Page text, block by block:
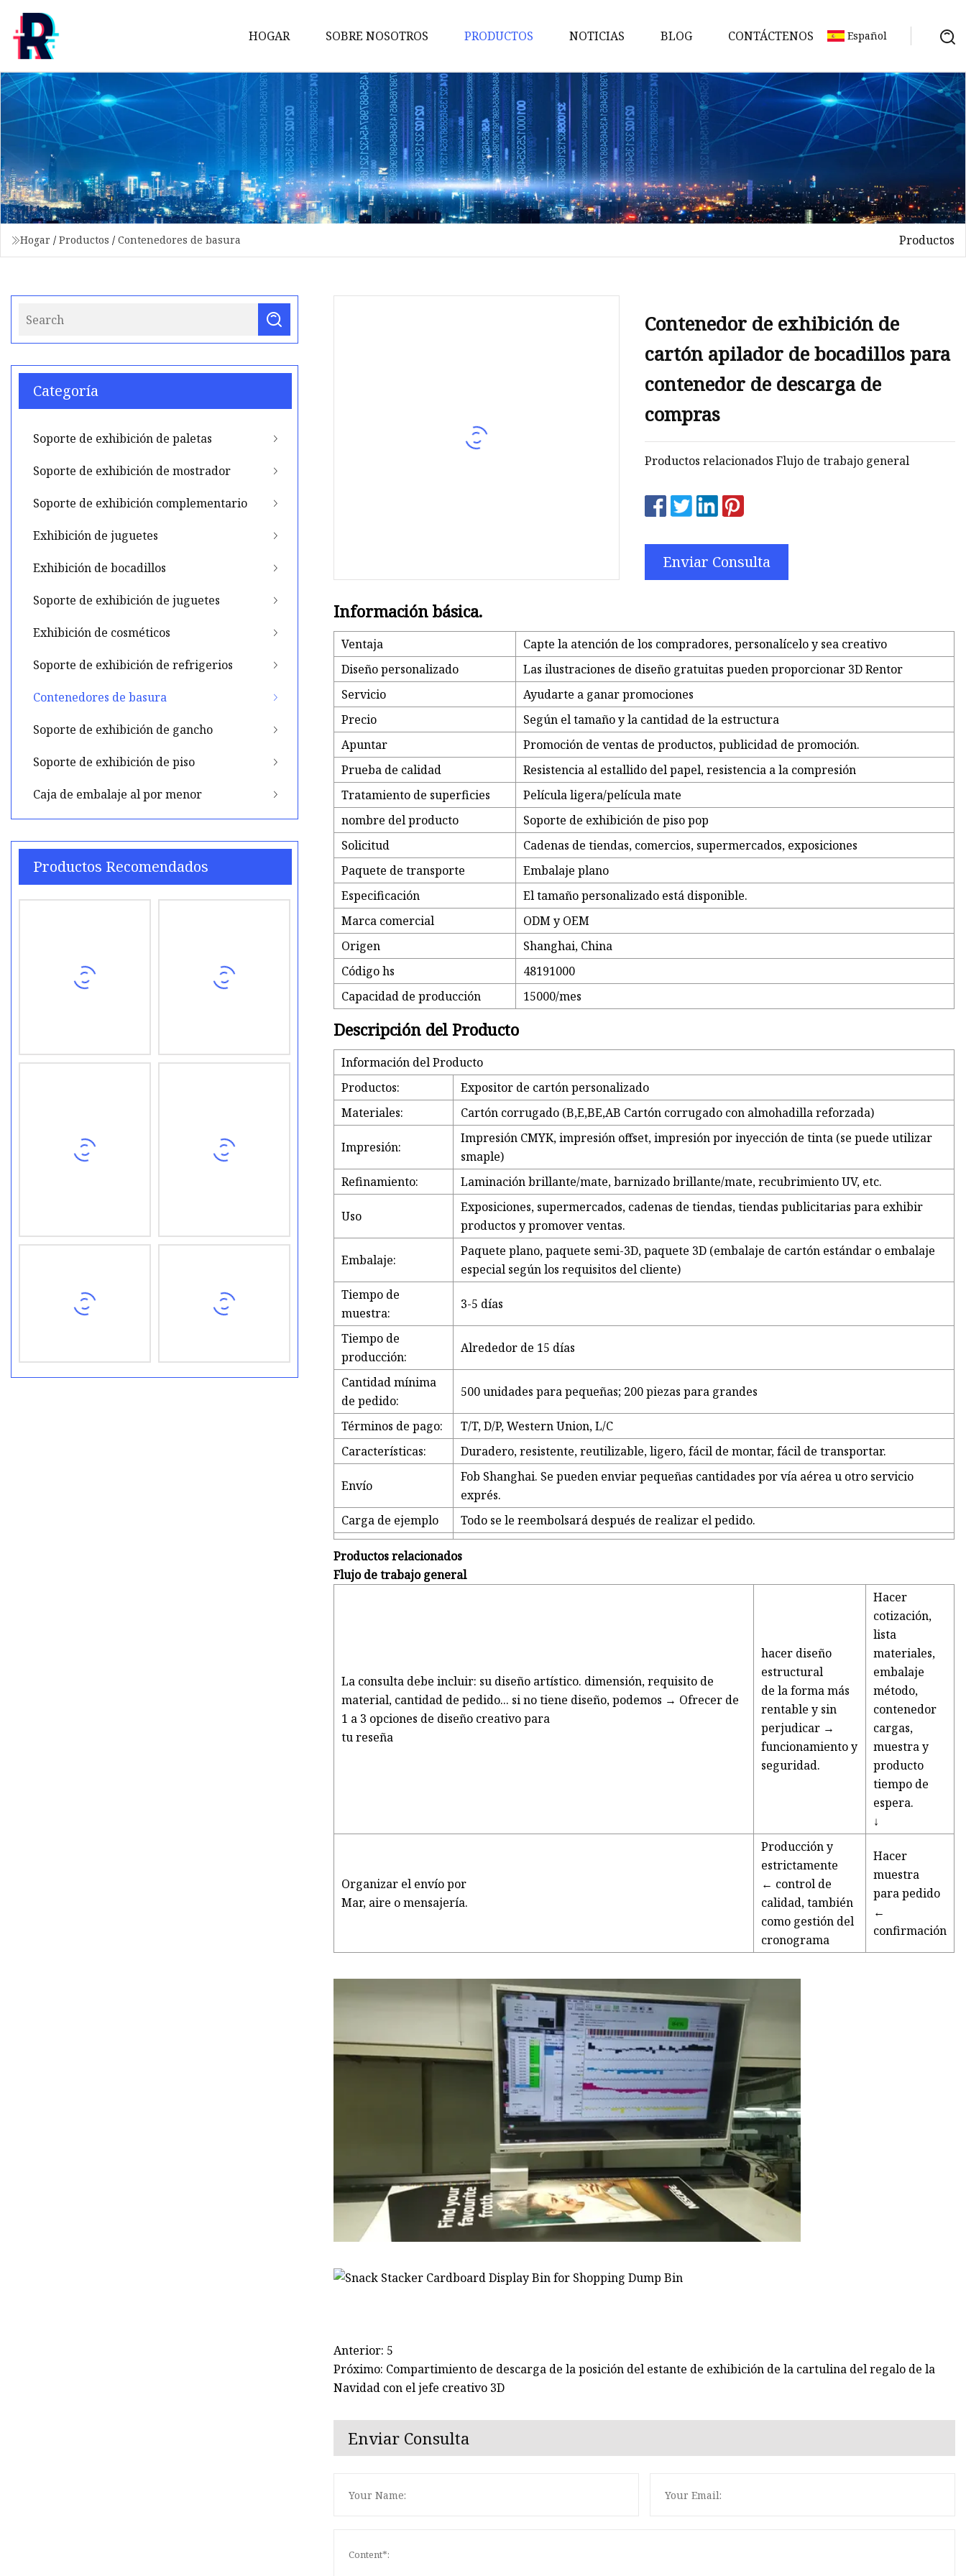
HOGAR SOBRE NOSOTROS PRODUCTOS
Soporte de exhibición de paletas
Soporte de exhibición de
mostrador
Soporte de exhibición
complementario
Exhibición de juguetes
Soporte de exhibición de juguetes
Soporte de exhibición de gancho
Caja de embalaje al por menor
NOTICIAS BLOG CONTÁCTENOS Español
Hogar / Productos / Contenedores de basura Productos
Categoría
Soporte de exhibición de paletas
Soporte de exhibición de mostrador
Soporte de exhibición complementario
Exhibición de juguetes
Exhibición de bocadillos
Soporte de exhibición de juguetes
Exhibición de cosméticos
Soporte de exhibición de refrigerios
Contenedores de basura
Soporte de exhibición de gancho
Soporte de exhibición de piso
Caja de embalaje al por menor
Productos Recomendados
Contenedor de exhibición de
cartón apilador de bocadillos para
contenedor de descarga de
compras
Productos relacionados Flujo de trabajo general
Enviar Consulta
Información básica.
Ventaja
Capte la atención de los compradores, personalícelo y sea creativo
Diseño personalizado
Las ilustraciones de diseño gratuitas pueden proporcionar 3D Rentor
Servicio
Ayudarte a ganar promociones
Precio
Según el tamaño y la cantidad de la estructura
Apuntar
Promoción de ventas de productos, publicidad de promoción.
Prueba de calidad
Resistencia al estallido del papel, resistencia a la compresión
Tratamiento de superficies
Película ligera/película mate
nombre del producto
Soporte de exhibición de piso pop
Solicitud
Cadenas de tiendas, comercios, supermercados, exposiciones
Paquete de transporte
Embalaje plano
Especificación
El tamaño personalizado está disponible.
Marca comercial
ODM y OEM
Origen
Shanghai, China
Código hs
48191000
Capacidad de producción
15000/mes
Descripción del Producto
Información del Producto
Productos:
Expositor de cartón personalizado
Materiales:
Cartón corrugado (B,E,BE,AB Cartón corrugado con almohadilla reforzada)
Impresión:
Impresión CMYK, impresión offset, impresión por inyección de tinta (se puede utilizar
smaple)
Refinamiento:
Laminación brillante/mate, barnizado brillante/mate, recubrimiento UV, etc.
Uso
Exposiciones, supermercados, cadenas de tiendas, tiendas publicitarias para exhibir
productos y promover ventas.
Embalaje:
Paquete plano, paquete semi-3D, paquete 3D (embalaje de cartón estándar o embalaje
especial según los requisitos del cliente)
Tiempo de
muestra:
3-5 días
Tiempo de
producción:
Alrededor de 15 días
Cantidad mínima
de pedido:
500 unidades para pequeñas; 200 piezas para grandes
Términos de pago:
T/T, D/P, Western Union, L/C
Características:
Duradero, resistente, reutilizable, ligero, fácil de montar, fácil de transportar.
Envío
Fob Shanghai. Se pueden enviar pequeñas cantidades por vía aérea u otro servicio
exprés.
Carga de ejemplo
Todo se le reembolsará después de realizar el pedido.
Productos relacionados
Flujo de trabajo general
La consulta debe incluir: su diseño artístico. dimensión, requisito de
material, cantidad de pedido... si no tiene diseño, podemos → Ofrecer de
1 a 3 opciones de diseño creativo para
tu reseña
hacer diseño
estructural
de la forma más
rentable y sin
perjudicar →
funcionamiento y
seguridad.
Hacer
cotización,
lista
materiales,
embalaje
método,
contenedor
cargas,
muestra y
producto
tiempo de
espera.
↓
Organizar el envío por
Mar, aire o mensajería.
Producción y
estrictamente
← control de
calidad, también
como gestión del
cronograma
Hacer
muestra
para pedido
←
confirmación
Anterior: 5
Próximo: Compartimiento de descarga de la posición del estante de exhibición de la cartulina del regalo de la
Navidad con el jefe creativo 3D
Enviar Consulta